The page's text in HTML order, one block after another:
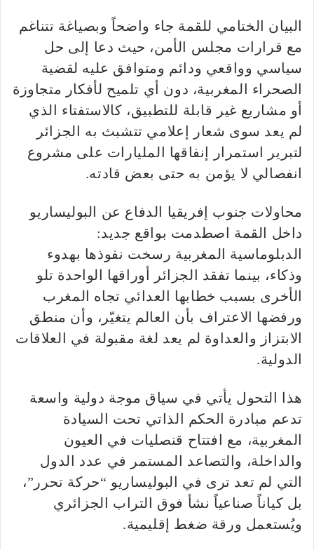
البيان الختامي للقمة جاء واضحاً وبصياغة تتناغم
مع قرارات مجلس الأمن، حيث دعا إلى حل
سياسي وواقعي ودائم ومتوافق عليه لقضية
الصحراء المغربية، دون أي تلميح لأفكار متجاوزة
أو مشاريع غير قابلة للتطبيق، كالاستفتاء الذي
لم يعد سوى شعار إعلامي تتشبث به الجزائر
لتبرير استمرار إنفاقها المليارات على مشروع
انفصالي لا يؤمن به حتى بعض قادته.
محاولات جنوب إفريقيا الدفاع عن البوليساريو
داخل القمة اصطدمت بواقع جديد:
الدبلوماسية المغربية رسخت نفوذها بهدوء
وذكاء، بينما تفقد الجزائر أوراقها الواحدة تلو
الأخرى بسبب خطابها العدائي تجاه المغرب
ورفضها الاعتراف بأن العالم يتغيّر، وأن منطق
الابتزاز والعداوة لم يعد لغة مقبولة في العلاقات
الدولية.
هذا التحول يأتي في سياق موجة دولية واسعة
تدعم مبادرة الحكم الذاتي تحت السيادة
المغربية، مع افتتاح قنصليات في العيون
والداخلة، والتصاعد المستمر في عدد الدول
التي لم تعد ترى في البوليساريو “حركة تحرر”،
بل كياناً صناعياً نشأ فوق التراب الجزائري
ويُستعمل ورقة ضغط إقليمية.